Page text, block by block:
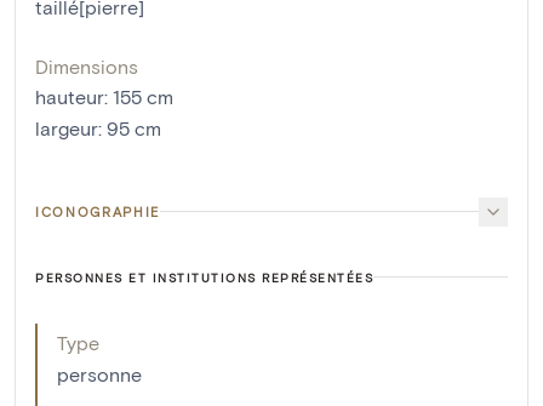
taillé[pierre]
Dimensions
hauteur: 155 cm
largeur: 95 cm
ICONOGRAPHIE
PERSONNES ET INSTITUTIONS REPRÉSENTÉES
Type
personne